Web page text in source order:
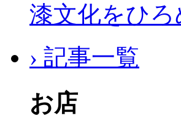
漆文化をひろ
› 記事一覧
お店